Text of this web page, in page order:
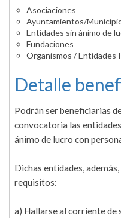
Asociaciones
Ayuntamientos/
Entidades sin ánimo de
Fundaciones
Organismos / Entidades
Detalle
Podrán ser beneficiarias
convocatoria las
ánimo de lucro con
Dichas entidades,
requisitos:
a) Hallarse al corriente de